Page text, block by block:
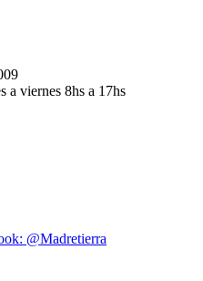
a viernes 8hs a 17hs
@Madretierra